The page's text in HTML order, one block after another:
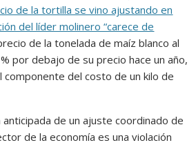
de la tortilla se vino ajustando en
del líder molinero “carece de
de la tonelada de maíz blanco al
por debajo de su precio hace un año,
componente del costo de un kilo de
anticipada de un ajuste coordinado de
de la economía es una violación